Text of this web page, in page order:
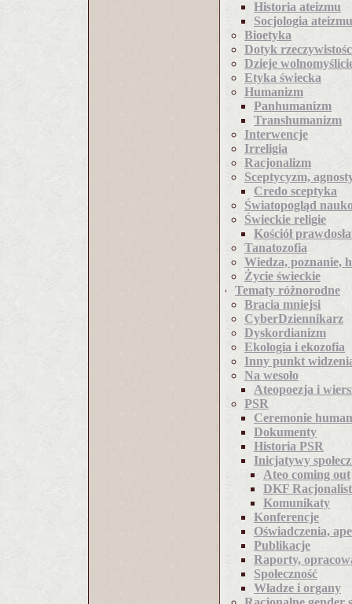
Historia ateizmu
Socjologia ateizmu
Bioetyka
Dotyk
Dzieje
Etyka świecka
Humanizm
Panhumanizm
Transhumanizm
Interwencje
Irreligia
Racjonalizm
Sceptycyzm,
Credo sceptyka
Światopogląd
Świeckie religie
Kościół
Tanatozofia
Wiedza, poznanie,
Życie świeckie
Tematy różnorodne
Bracia mniejsi
CyberDziennikarz
Dyskordianizm
Ekologia i ekozofia
Inny punkt
Na wesoło
Ateopoezja i
PSR
Ceremonie
Dokumenty
Historia PSR
Inicjatywy
Ateo coming out
DKF
Komunikaty
Konferencje
Oświadczenia,
Publikacje
Raporty,
Społeczność
Władze i organy